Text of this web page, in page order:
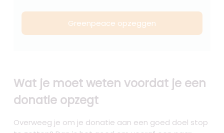
Greenpeace opzeggen
Wat je moet weten voordat je een
donatie opzegt
Overweeg je om je donatie aan een goed doel stop